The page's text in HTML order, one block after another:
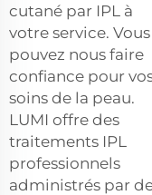
cutané par IPL à
votre service. Vous
pouvez nous faire
confiance pour
soins de la peau.
LUMI offre des
traitements IPL
professionnels
administrés par